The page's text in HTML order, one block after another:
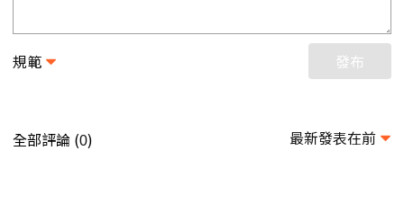
規範 發布
全部評論 (0) 最新發表在前